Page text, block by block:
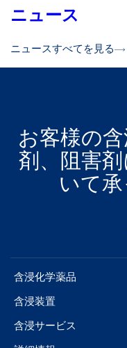
ニュース
ニュースすべてを見る
お客様の
剤、阻害
いて
含浸化学薬品
含浸装置
含浸サービス